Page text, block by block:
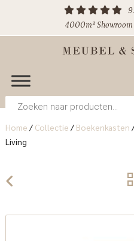
4000m² Showroom
Producten
zoeken
Home / Collectie / Boekenkasten
Living